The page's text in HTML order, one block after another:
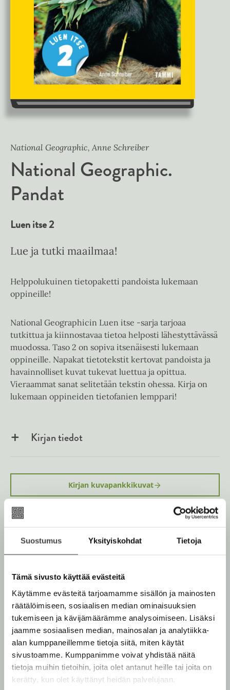
Suostumus Yksityiskohdat Tietoja
Tämä sivusto käyttää evästeitä
Käytämme evästeitä tarjoamamme sisällön ja mainosten
räätälöimiseen, sosiaalisen median ominaisuuksien
tukemiseen ja kävijämäärämme analysoimiseen. Lisäksi
jaamme sosiaalisen median, mainosalan ja analytiikka-
alan kumppaneillemme tietoja siitä, miten käytät
sivustoamme. Kumppanimme voivat yhdistää näitä
tietoja muihin tietoihin, joita olet antanut heille tai joita on
kerätty, kun olet käyttänyt heidän palvelujaan.
National Geographic, Anne Schreiber
National Geographic.
Pandat
Luen itse 2
Lue ja tutki maailmaa!
Helppolukuinen tietopaketti pandoista lukemaan
oppineille!
National Geographicin Luen itse -sarja tarjoaa
tutkittua ja kiinnostavaa tietoa helposti lähestyttävässä
muodossa. Taso 2 on sopiva itsenäisesti lukemaan
oppineille. Napakat tietotekstit kertovat pandoista ja
havainnolliset kuvat tukevat luettua ja opittua.
Vieraammat sanat selitetään tekstin ohessa. Kirja on
lukemaan oppineiden tietofanien lemppari!
Kirjan tiedot
Kirjan kuvapankkikuvat
s
t
a
i
r
j
a
.
f
i
A
u
u
u
n
t
e
l
e
Rikastettu e-kirja
o
o
k
b
e
a
t
A
Muut teokset